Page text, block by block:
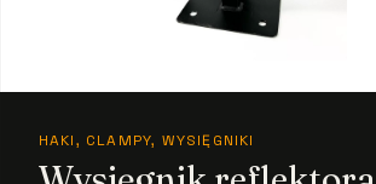
HAKI, CLAMPY, WYSIĘGNIKI